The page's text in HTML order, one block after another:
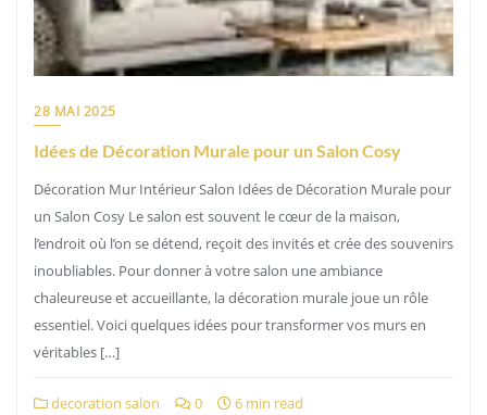
28 MAI 2025
Idées de Décoration Murale pour un Salon Cosy
Décoration Mur Intérieur Salon Idées de Décoration Murale pour
un Salon Cosy Le salon est souvent le cœur de la maison,
l’endroit où l’on se détend, reçoit des invités et crée des souvenirs
inoubliables. Pour donner à votre salon une ambiance
chaleureuse et accueillante, la décoration murale joue un rôle
essentiel. Voici quelques idées pour transformer vos murs en
véritables […]
decoration salon 0 6 min read